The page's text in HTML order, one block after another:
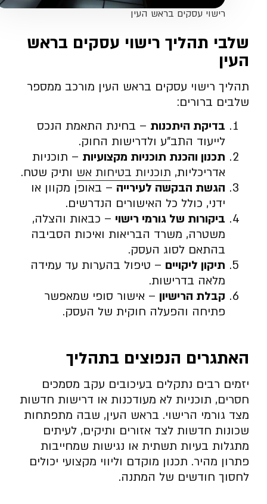
רישוי עסקים בראש העין
שלבי תהליך רישוי עסקים בראש
העין
תהליך רישוי עסקים בראש העין מורכב ממספר
שלבים ברורים:
בדיקת היתכנות – בחינת התאמת הנכס
לייעוד התב”ע ולדרישות החוק.
תכנון והכנת תוכניות מקצועיות – תוכניות
אדריכליות, תוכניות בטיחות אש ותיק שטח.
הגשת הבקשה לעירייה – באופן מקוון או
ידני, כולל כל האישורים הנדרשים.
ביקורות של גורמי רישוי – כבאות והצלה,
משטרה, משרד הבריאות ואיכות הסביבה
בהתאם לסוג העסק.
תיקון ליקויים – טיפול בהערות עד עמידה
מלאה בדרישות.
קבלת הרישיון – אישור סופי שמאפשר
פתיחה והפעלה חוקית של העסק.
האתגרים הנפוצים בתהליך
יזמים רבים נתקלים בעיכובים עקב מסמכים
חסרים, תוכניות לא מעודכנות או דרישות חדשות
מצד גורמי הרישוי. בראש העין, שבה מתפתחות
שכונות חדשות לצד אזורים ותיקים, לעיתים
מתגלות בעיות תשתית או נגישות שמחייבות
פתרון מהיר. תכנון מוקדם וליווי מקצועי יכולים
לחסוך חודשים של המתנה.